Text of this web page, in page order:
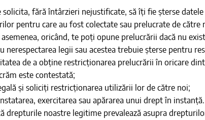
fără întârzieri nejustificate, să îți fie șterse
pentru care au fost colectate sau prelucrate de
oricând, te poți opune prelucrării dacă nu
legii sau acestea trebuie șterse pentru
de a obține restricționarea prelucrării în oricare
este contestată;
și soliciți restricționarea utilizării lor de către noi;
exercitarea sau apărarea unui drept în
drepturile noastre legitime prevalează asupra